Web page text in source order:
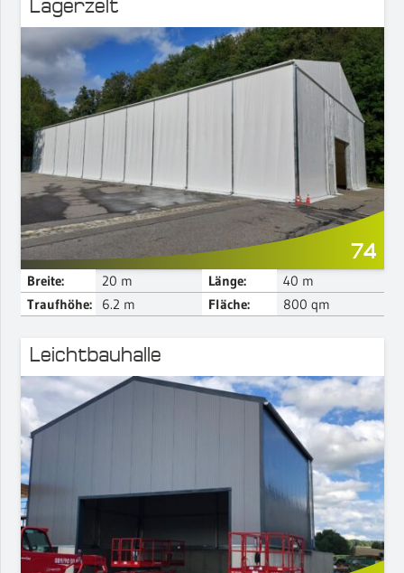
Lagerzelt
Mehr Details
74
Breite: 20 m Länge: 40 m
Traufhöhe:
6.2 m Fläche: 800 qm
Leichtbauhalle
Mehr Details